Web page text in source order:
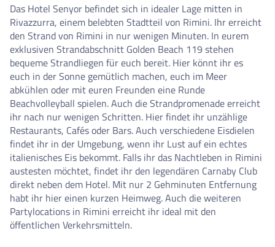
Das Hotel Senyor befindet sich in idealer Lage mitten in
Rivazzurra, einem belebten Stadtteil von Rimini. Ihr erreicht
den Strand von Rimini in nur wenigen Minuten. In eurem
exklusiven Strandabschnitt Golden Beach 119 stehen
bequeme Strandliegen für euch bereit. Hier könnt ihr es
euch in der Sonne gemütlich machen, euch im Meer
abkühlen oder mit euren Freunden eine Runde
Beachvolleyball spielen. Auch die Strandpromenade erreicht
ihr nach nur wenigen Schritten. Hier findet ihr unzählige
Restaurants, Cafés oder Bars. Auch verschiedene Eisdielen
findet ihr in der Umgebung, wenn ihr Lust auf ein echtes
italienisches Eis bekommt. Falls ihr das Nachtleben in Rimini
austesten möchtet, findet ihr den legendären Carnaby Club
direkt neben dem Hotel. Mit nur 2 Gehminuten Entfernung
habt ihr hier einen kurzen Heimweg. Auch die weiteren
Partylocations in Rimini erreicht ihr ideal mit den
öffentlichen Verkehrsmitteln.